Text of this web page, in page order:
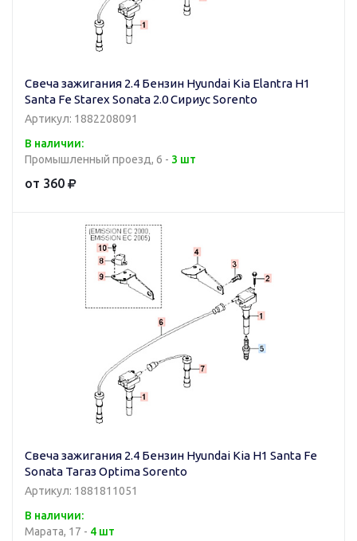
Свеча зажигания 2.4 Бензин Hyundai Kia Elantra H1
Santa Fe Starex Sonata 2.0 Сириус Sorento
Артикул: 1882208091
В наличии:
Промышленный проезд, 6 - 3 шт
от 360
Свеча зажигания 2.4 Бензин Hyundai Kia H1 Santa Fe
Sonata Тагаз Optima Sorento
Артикул: 1881811051
В наличии:
Марата, 17 - 4 шт